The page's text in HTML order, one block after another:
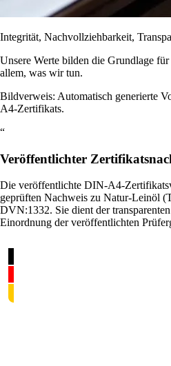
Integrität, Nachvollziehbarkeit,
Unsere Werte bilden die Grundlage
allem, was wir tun.
Bildverweis: Automatisch generierte
A4-Zertifikats.
“
Veröffentlichter
Die veröffentlichte DIN-A4-
geprüften Nachweis zu Natur-Leinöl
DVN:1332. Sie dient der
Einordnung der veröffentlichten